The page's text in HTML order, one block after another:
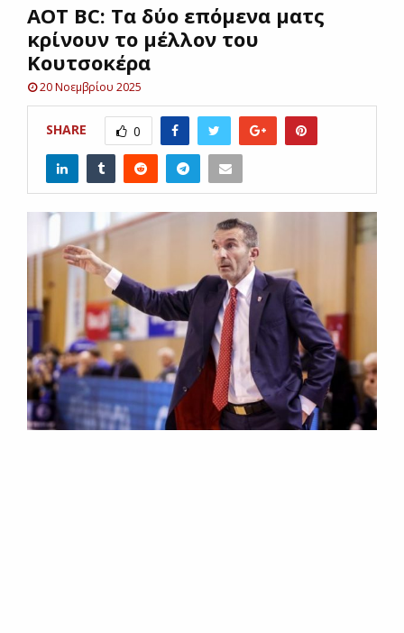
UAOT BC: Τα δύο επόμενα ματς
κρίνουν το μέλλον του
Κουτσοκέρα
20 Νοεμβρίου 2025
SHARE 0